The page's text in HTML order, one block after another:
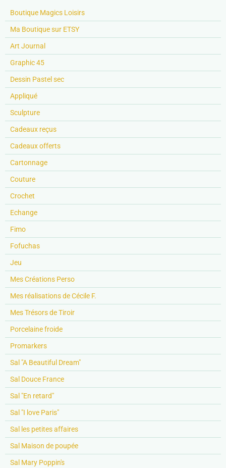
Boutique Magics Loisirs
Ma Boutique sur ETSY
Art Journal
Graphic 45
Dessin Pastel sec
Appliqué
Sculpture
Cadeaux reçus
Cadeaux offerts
Cartonnage
Couture
Crochet
Echange
Fimo
Fofuchas
Jeu
Mes Créations Perso
Mes réalisations de Cécile F.
Mes Trésors de Tiroir
Porcelaine froide
Promarkers
Sal "A Beautiful Dream"
Sal Douce France
Sal "En retard"
Sal "I love Paris"
Sal les petites affaires
Sal Maison de poupée
Sal Mary Poppin's